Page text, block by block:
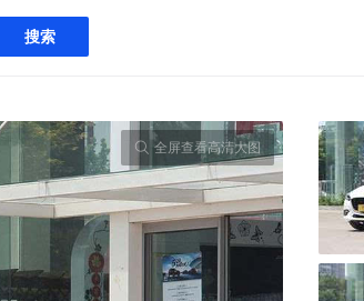
搜索
全屏查看高清大图